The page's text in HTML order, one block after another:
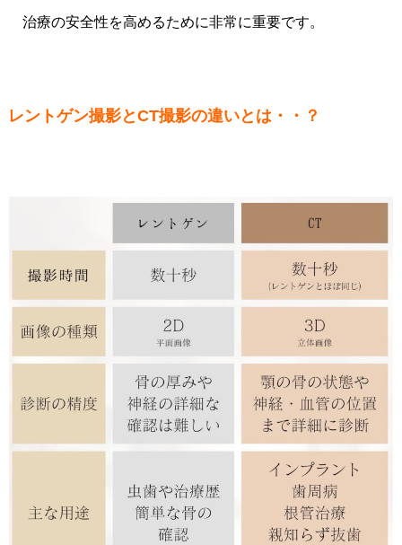
治療の安全性を高めるために非常に重要です。
レントゲン撮影とCT撮影の違いとは・・？